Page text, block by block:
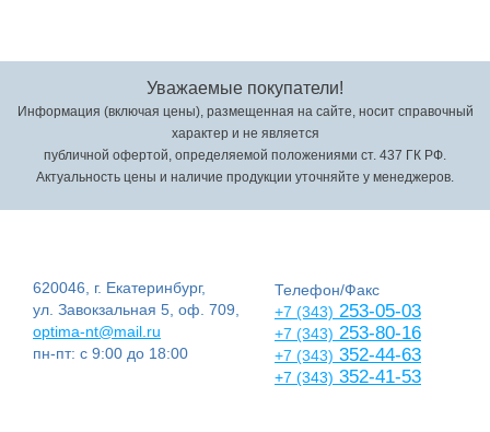
Уважаемые покупатели!
Информация (включая цены), размещенная на сайте, носит справочный
характер и не является
публичной офертой, определяемой положениями ст. 437 ГК РФ.
Актуальность цены и наличие продукции уточняйте у менеджеров.
620046, г. Екатеринбург,
ул. Завокзальная 5, оф. 709,
optima-nt@mail.ru
пн-пт: с 9:00 до 18:00
Телефон/Факс
+7 (343) 253-05-03
+7 (343) 253-80-16
+7 (343) 352-44-63
+7 (343) 352-41-53